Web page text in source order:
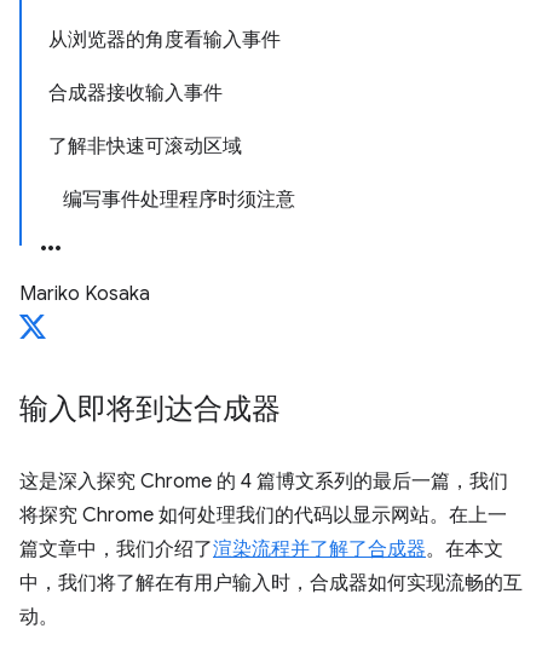
从浏览器的角度看输入事件
合成器接收输入事件
了解非快速可滚动区域
编写事件处理程序时须注意
Mariko Kosaka
输入即将到达合成器
这是深入探究 Chrome 的 4 篇博文系列的最后一篇，我们
将探究 Chrome 如何处理我们的代码以显示网站。在上一
篇文章中，我们介绍了渲染流程并了解了合成器。在本文
中，我们将了解在有用户输入时，合成器如何实现流畅的互
动。